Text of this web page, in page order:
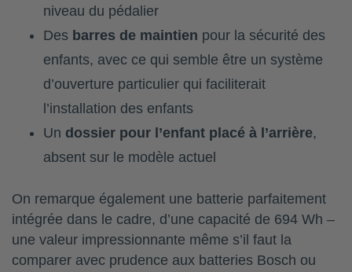
niveau du pédalier
Des barres de maintien pour la sécurité des
enfants, avec ce qui semble être un système
d’ouverture particulier qui faciliterait
l’installation des enfants
Un dossier pour l’enfant placé à l’arrière,
absent sur le modèle actuel
On remarque également une batterie parfaitement
intégrée dans le cadre, d’une capacité de 694 Wh –
une valeur impressionnante même s’il faut la
comparer avec prudence aux batteries Bosch ou